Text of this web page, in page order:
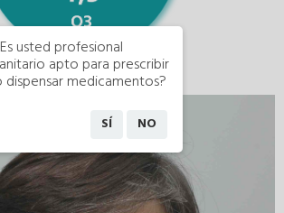
usted profesional
apto para prescribir
dispensar medicamentos?
SÍ NO